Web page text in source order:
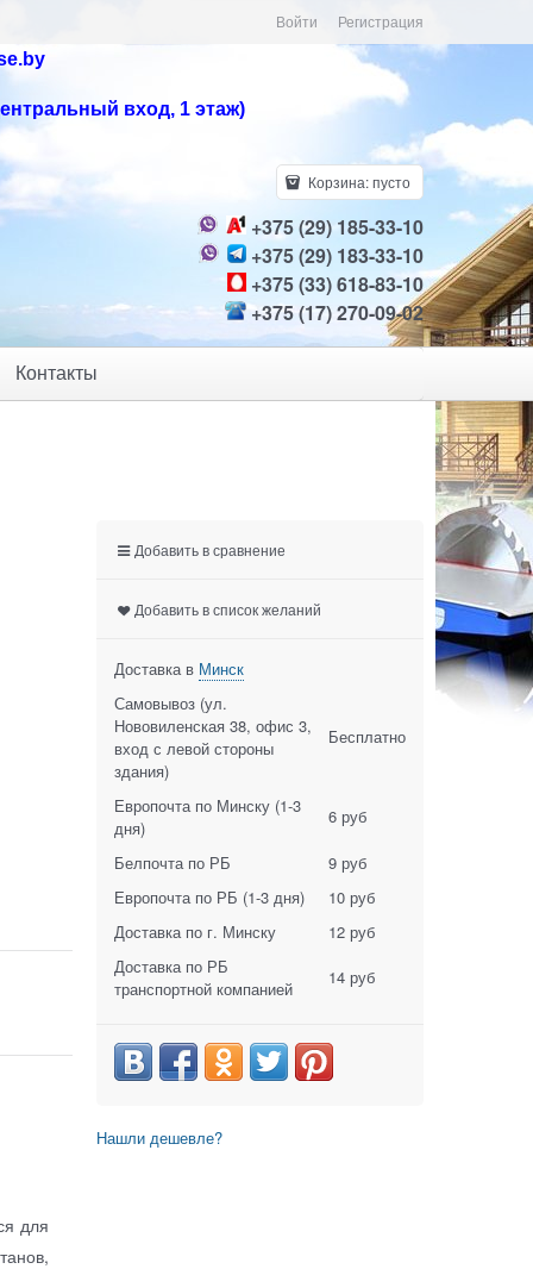
Войти
Регистрация
вход, 1 этаж)
Корзина:пусто
+375 (29) 185-33-10
+375 (29) 183-33-10
+375 (33) 618-83-10
+375 (17) 270-09-02
Контакты
для
Добавить в сравнение
Добавить в список желаний
Доставка в Минск
Самовывоз (ул.
Нововиленская 38, офис 3,
вход с левой стороны
здания)
Бесплатно
Европочта по Минску (1-3
дня)
6 руб
Белпочта по РБ
9 руб
Европочта по РБ (1-3 дня)
10 руб
Доставка по г. Минску
12 руб
Доставка по РБ
транспортной компанией
14 руб
Нашли дешевле?